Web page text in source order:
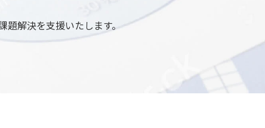
題解決を支援いたします。